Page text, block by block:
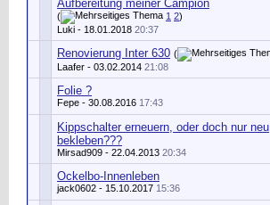
Aufbereitung meiner Campion
( 1 2)
Luki - 18.01.2018 20:37
Renovierung Inter 630 (
Laafer - 03.02.2014 21:08
Folie ?
Fepe - 30.08.2016 17:43
Kippschalter erneuern, oder doch nur neu
bekleben???
Mirsad909 - 22.04.2013 20:34
Ockelbo-Innenleben
jack0602 - 15.10.2017 15:36